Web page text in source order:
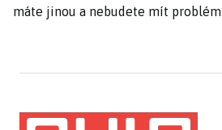
máte jinou a nebudete mít problém